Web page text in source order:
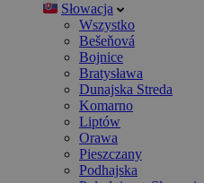
Słowacja
Wszystko
Bešeňová
Bojnice
Bratysława
Dunajska Streda
Komarno
Liptów
Orawa
Pieszczany
Podhajska